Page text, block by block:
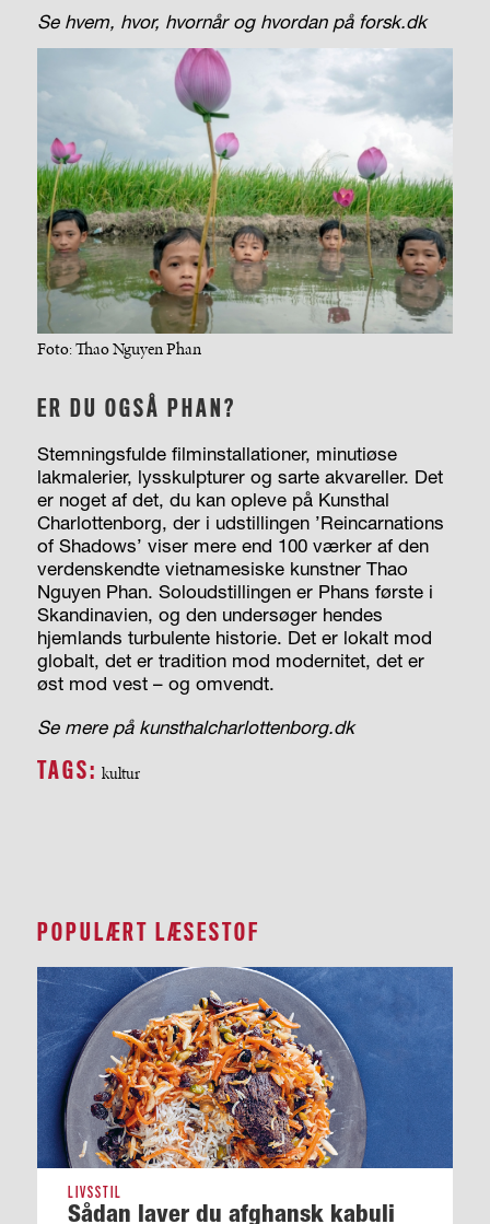
Se hvem, hvor, hvornår og hvordan på forsk.dk
Foto: Thao Nguyen Phan
ER DU OGSÅ PHAN?
Stemningsfulde filminstallationer, minutiøse
lakmalerier, lysskulpturer og sarte akvareller. Det
er noget af det, du kan opleve på Kunsthal
Charlottenborg, der i udstillingen ’Reincarnations
of Shadows’ viser mere end 100 værker af den
verdenskendte vietnamesiske kunstner Thao
Nguyen Phan. Soloudstillingen er Phans første i
Skandinavien, og den undersøger hendes
hjemlands turbulente historie. Det er lokalt mod
globalt, det er tradition mod modernitet, det er
øst mod vest – og omvendt.
Se mere på kunsthalcharlottenborg.dk
TAGS: kultur
POPULÆRT LÆSESTOF
LIVSSTIL
Sådan laver du afghansk kabuli